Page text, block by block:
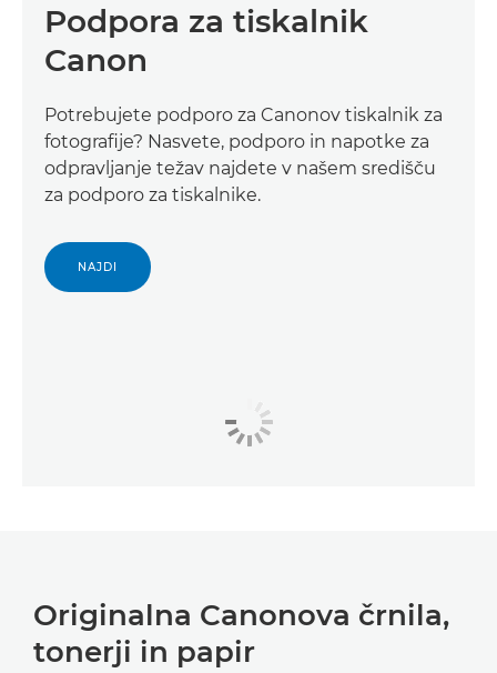
Podpora za tiskalnik
Canon
Potrebujete podporo za Canonov tiskalnik za
fotografije? Nasvete, podporo in napotke za
odpravljanje težav najdete v našem središču
za podporo za tiskalnike.
NAJDI
Originalna Canonova črnila,
tonerji in papir